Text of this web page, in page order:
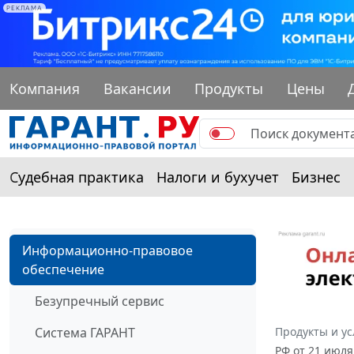
РЕКЛАМА
Компания Вакансии Продукты Цены
Судебная практика Налоги и бухучет Бизнес
Информационно-правовое
обеспечение
Безупречный сервис
Система ГАРАНТ
Продукты и
РФ от 21